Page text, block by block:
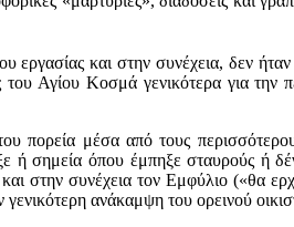
και στην συνέχεια, δεν
Αγίου Κοσμά γενικότερα για την
μέσα από τους
σημεία όπου έμπηξε σταυρούς ή
στην συνέχεια τον Εμφύλιο («θα
ανάκαμψη του ορεινού